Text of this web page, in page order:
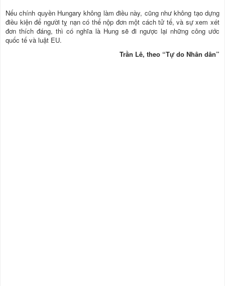
Nếu chính quyền Hungary không làm điều này, cũng như không tạo dựng
điều kiện để người tỵ nạn có thể nộp đơn một cách tử tế, và sự xem xét
đơn thích đáng, thì có nghĩa là Hung sẽ đi ngược lại những công ước
quốc tế và luật EU.
Trần Lê, theo “Tự do Nhân dân”